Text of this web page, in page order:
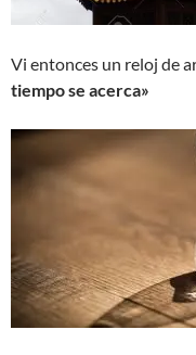
Vi entonces un reloj de
tiempo se acerca»